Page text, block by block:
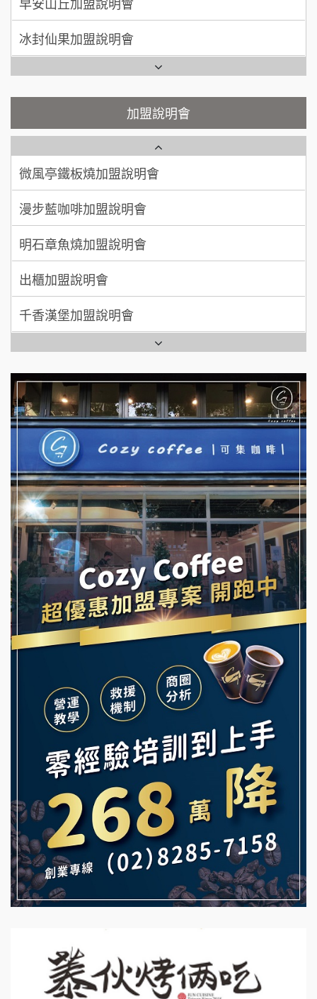
呂 先生/小姐
加盟預算 200萬~400萬
顏 先生/小姐 台北市
廖 先生/小姐 高雄市
加盟預算
Ramble Café 漫步藍咖啡加盟說明會
微風亭鐵板燒加盟說明會
【曉妍美妝】誠徵行政櫃檯
自助洗衣店誠徵代洗收送人員(台中市)
MUSHEN徵SPA美容芳療師
日十。早午食加盟說明會
拾鑶火鍋加盟說明會
全家加盟說明會
台灣G湯加盟說明會
彭富貴加盟說明會
NU PASTA義大利麵加盟說明會
潮鍋癮加盟說明會
蓁伙烤倆吃加盟說明會
霏等茶加盟說明會
早安山丘加盟說明會
冰封仙果加盟說明會
Ramble Café 漫步藍咖啡加盟說明會
微風亭鐵板燒加盟說明會
鮮茶道加盟說明會
【曉妍美妝】誠徵行政櫃檯
自助洗衣店誠徵代洗收送人員(台中市)
MUSHEN徵SPA美容芳療師
日十。早午食加盟說明會
拾鑶火鍋加盟說明會
加盟說明會
潮味決-湯滷專門店加盟說明會
鮮茶道加盟說明會
微風亭鐵板燒加盟說明會
漫步藍咖啡加盟說明會
明石章魚燒加盟說明會
出櫃加盟說明會
千香漢堡加盟說明會
七盞茶加盟說明會
拉亞漢堡加盟說明會
杜芳子古味茶鋪加盟說明會
優握握×酸奶大獅加盟說明會
冬城門加盟說明會
拾鑶火鍋加盟說明會
阿性情趣無人販售所加盟明會
龍涎居好湯加盟說明會
舒油頭加盟說明會
韓金量加盟說明會
Mr.Wish加盟說明會
白鬍泡泡 BOHO POPO加盟說明會
雞咕雞咕加盟說明會
TEA TOP加盟說明會
珍好味臭臭鍋加盟說明會
藍象廷泰式火鍋加盟說明會
上宇林加盟說明會
莫尼早餐Morni加盟說明會